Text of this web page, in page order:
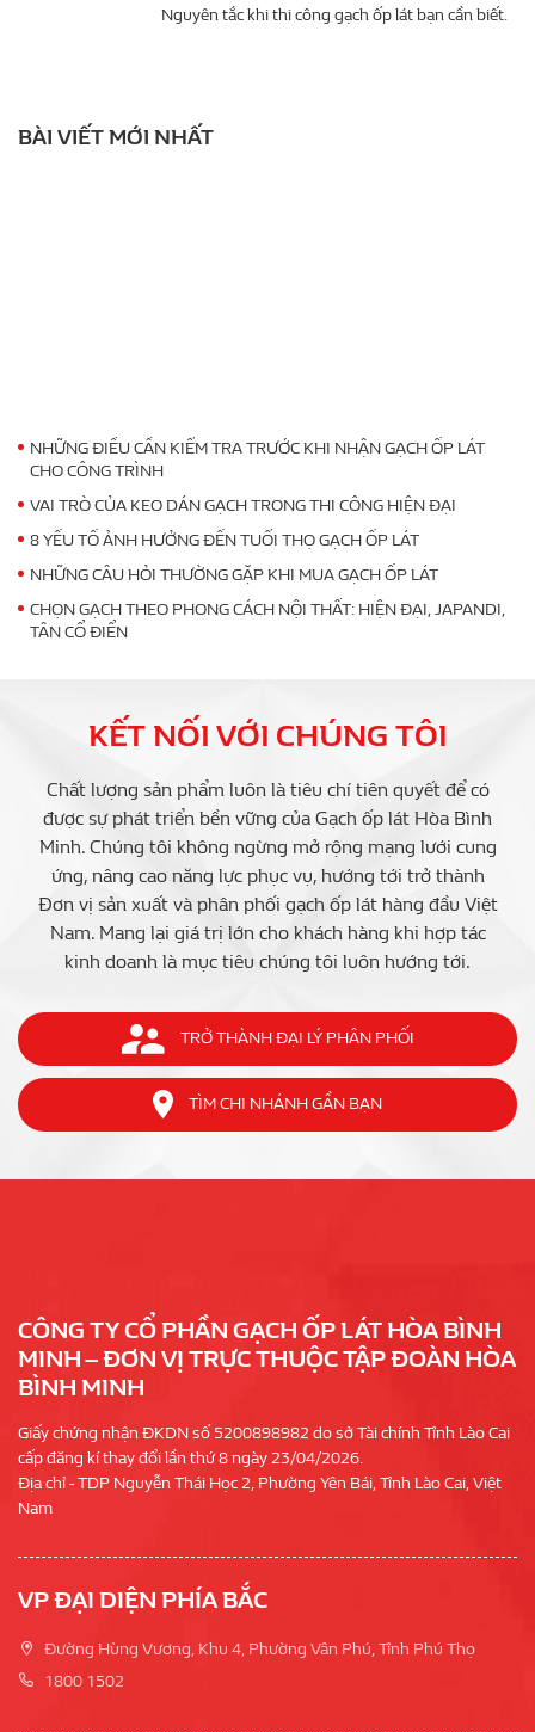
Nguyên tắc khi thi công gạch ốp lát bạn cần biết.
BÀI VIẾT MỚI NHẤT
NHỮNG ĐIỀU CẦN KIỂM TRA TRƯỚC KHI NHẬN GẠCH ỐP LÁT
CHO CÔNG TRÌNH
VAI TRÒ CỦA KEO DÁN GẠCH TRONG THI CÔNG HIỆN ĐẠI
8 YẾU TỐ ẢNH HƯỞNG ĐẾN TUỔI THỌ GẠCH ỐP LÁT
NHỮNG CÂU HỎI THƯỜNG GẶP KHI MUA GẠCH ỐP LÁT
CHỌN GẠCH THEO PHONG CÁCH NỘI THẤT: HIỆN ĐẠI, JAPANDI,
TÂN CỔ ĐIỂN
KẾT NỐI VỚI CHÚNG TÔI
Chất lượng sản phẩm luôn là tiêu chí tiên quyết để có
được sự phát triển bền vững của Gạch ốp lát Hòa Bình
Minh. Chúng tôi không ngừng mở rộng mạng lưới cung
ứng, nâng cao năng lực phục vụ, hướng tới trở thành
Đơn vị sản xuất và phân phối gạch ốp lát hàng đầu Việt
Nam. Mang lại giá trị lớn cho khách hàng khi hợp tác
kinh doanh là mục tiêu chúng tôi luôn hướng tới.
TRỞ THÀNH ĐẠI LÝ PHÂN PHỐI
TÌM CHI NHÁNH GẦN BẠN
CÔNG TY CỔ PHẦN GẠCH ỐP LÁT HÒA BÌNH
MINH – ĐƠN VỊ TRỰC THUỘC TẬP ĐOÀN HÒA
BÌNH MINH
Giấy chứng nhận ĐKDN số 5200898982 do sở Tài chính Tỉnh Lào Cai
cấp đăng kí thay đổi lần thứ 8 ngày 23/04/2026.
Địa chỉ - TDP Nguyễn Thái Học 2, Phường Yên Bái, Tỉnh Lào Cai, Việt
Nam
VP ĐẠI DIỆN PHÍA BẮC
Đường Hùng Vương, Khu 4, Phường Vân Phú, Tỉnh Phú Thọ
1800 1502